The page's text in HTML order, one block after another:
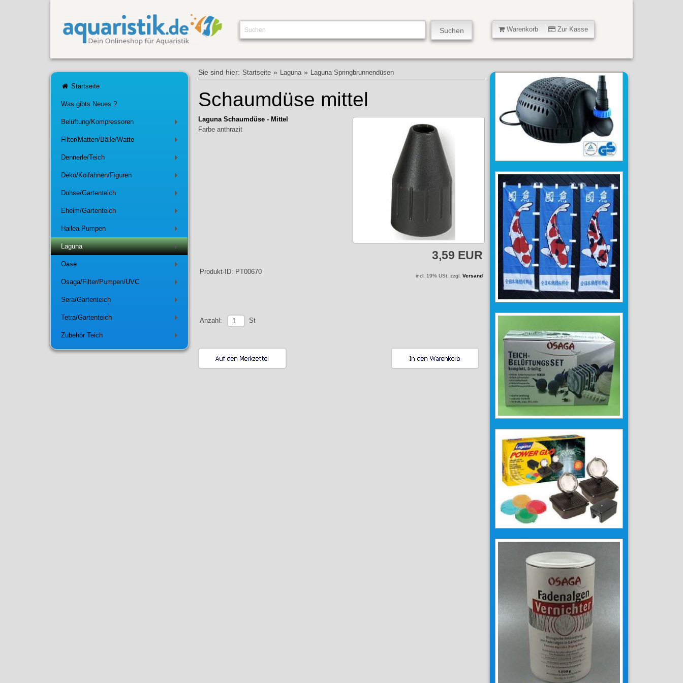
Warenkorb Zur Kasse
Startseite
Was gibts Neues ?
Belüftung/Kompressoren
Filter/Matten/Bälle/Watte
Dennerle/Teich
Deko/Koifahnen/Figuren
Dohse/Gartenteich
Eheim/Gartenteich
Hailea Pumpen
+
Laguna
Oase
Osaga/Filter/Pumpen/UVC
Sera/Gartenteich
Tetra/Gartenteich
Zubehör Teich
Sie sind hier: Startseite » Laguna » Laguna Springbrunnendüsen
Schaumdüse mittel
Laguna Schaumdüse - Mittel
Farbe anthrazit
3,59 EUR
Produkt-ID: PT00670
incl. 19% USt. zzgl.Versand
Anzahl: St